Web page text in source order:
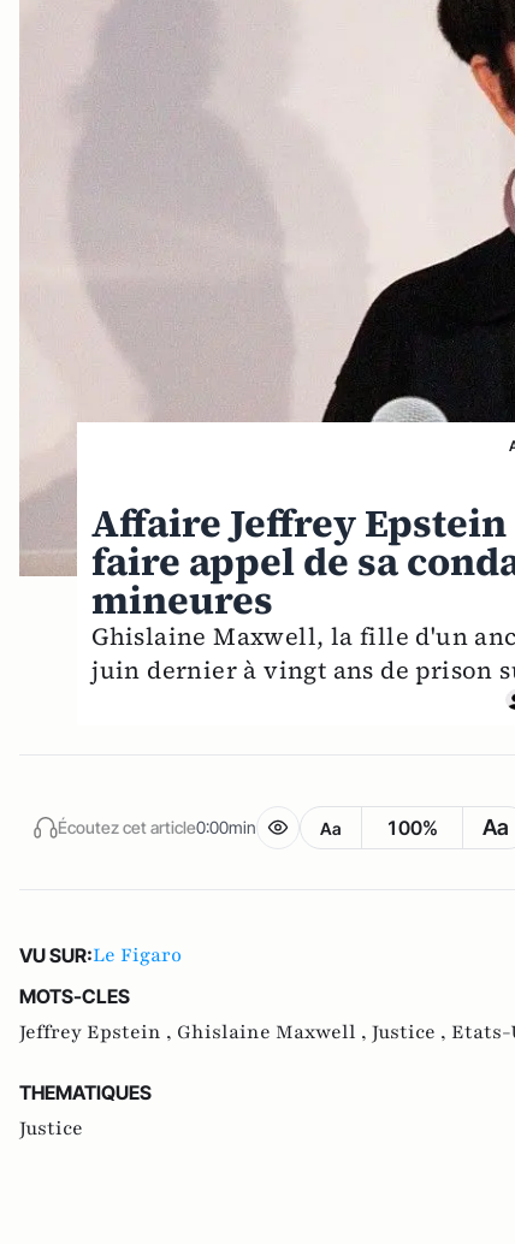
Affaire Jeffrey
faire appel de sa
mineures
Ghislaine Maxwell, la fille d'un
juin dernier à vingt ans de prison
Écoutez cet article0:00min Aa 100% Aa
VU SUR:Le Figaro
MOTS-CLES
Jeffrey Epstein , Ghislaine Maxwell , Justice , Etats-
THEMATIQUES
Justice